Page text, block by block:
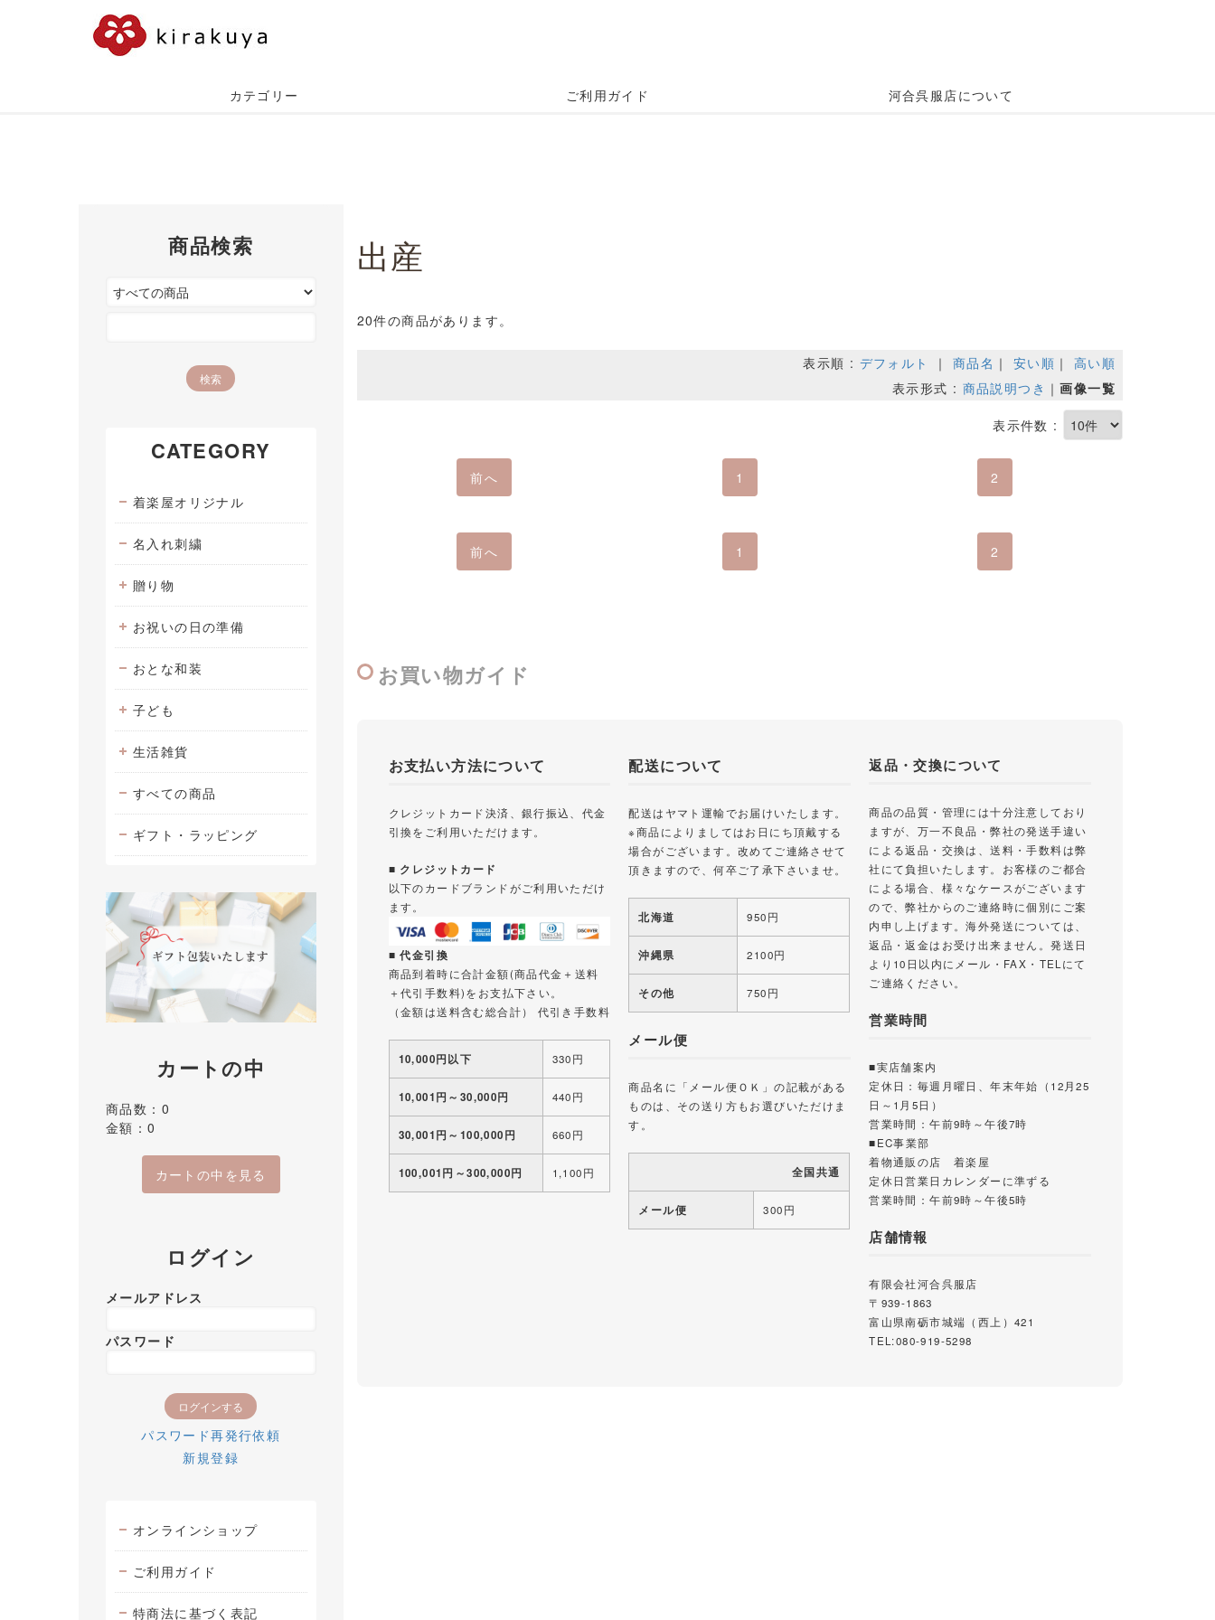
カテゴリー ご利用ガイド 河合呉服店について
商品検索
CATEGORY
着楽屋オリジナル
名入れ刺繍
贈り物
お祝いの日の準備
おとな和装
子ども
生活雑貨
すべての商品
ギフト・ラッピング
カートの中
商品数：0
金額：0
カートの中を見る
ログイン
メールアドレス
パスワード
パスワード再発行依頼
新規登録
オンラインショップ
ご利用ガイド
特商法に基づく表記
出産
20件の商品があります。
表示順 : デフォルト ｜ 商品名 ｜ 安い順 ｜ 高い順
表示形式 : 商品説明つき ｜画像一覧
表示件数 :
前へ 1 2
前へ 1 2
お買い物ガイド
お支払い方法について
クレジットカード決済、銀行振込、代金
引換をご利用いただけます。
■ クレジットカード
以下のカードブランドがご利用いただけ
ます。
■ 代金引換
商品到着時に合計金額(商品代金＋送料
＋代引手数料)をお支払下さい。
（金額は送料含む総合計） 代引き手数料
10,000円以下 330円
10,001円～30,000円 440円
30,001円～100,000円 660円
100,001円～300,000円 1,100円
配送について
配送はヤマト運輸でお届けいたします。
※商品によりましてはお日にち頂戴する
場合がございます。改めてご連絡させて
頂きますので、何卒ご了承下さいませ。
北海道 950円
沖縄県 2100円
その他 750円
メール便
商品名に「メール便ＯＫ」の記載がある
ものは、その送り方もお選びいただけま
す。
全国共通
メール便 300円
返品・交換について
商品の品質・管理には十分注意しており
ますが、万一不良品・弊社の発送手違い
による返品・交換は、送料・手数料は弊
社にて負担いたします。お客様のご都合
による場合、様々なケースがございます
ので、弊社からのご連絡時に個別にご案
内申し上げます。海外発送については、
返品・返金はお受け出来ません。発送日
より10日以内にメール・FAX・TELにて
ご連絡ください。
営業時間
■実店舗案内
定休日：毎週月曜日、年末年始（12月25
日～1月5日）
営業時間：午前9時～午後7時
■EC事業部
着物通販の店 着楽屋
定休日営業日カレンダーに準ずる
営業時間：午前9時～午後5時
店舗情報
有限会社河合呉服店
〒939-1863
富山県南砺市城端（西上）421
TEL:080-919-5298